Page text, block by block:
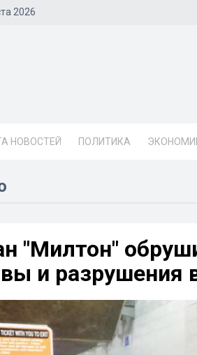
2026
НОВОСТЕЙ ПОЛИТИКА
"Милтон"
и разрушения